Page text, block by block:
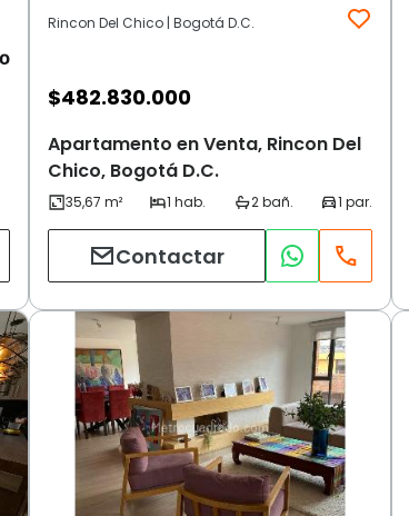
Rincon Del Chico | Bogotá D.C.
$482.830.000
Apartamento en Venta, Rincon Del
Chico, Bogotá D.C.
Contactar